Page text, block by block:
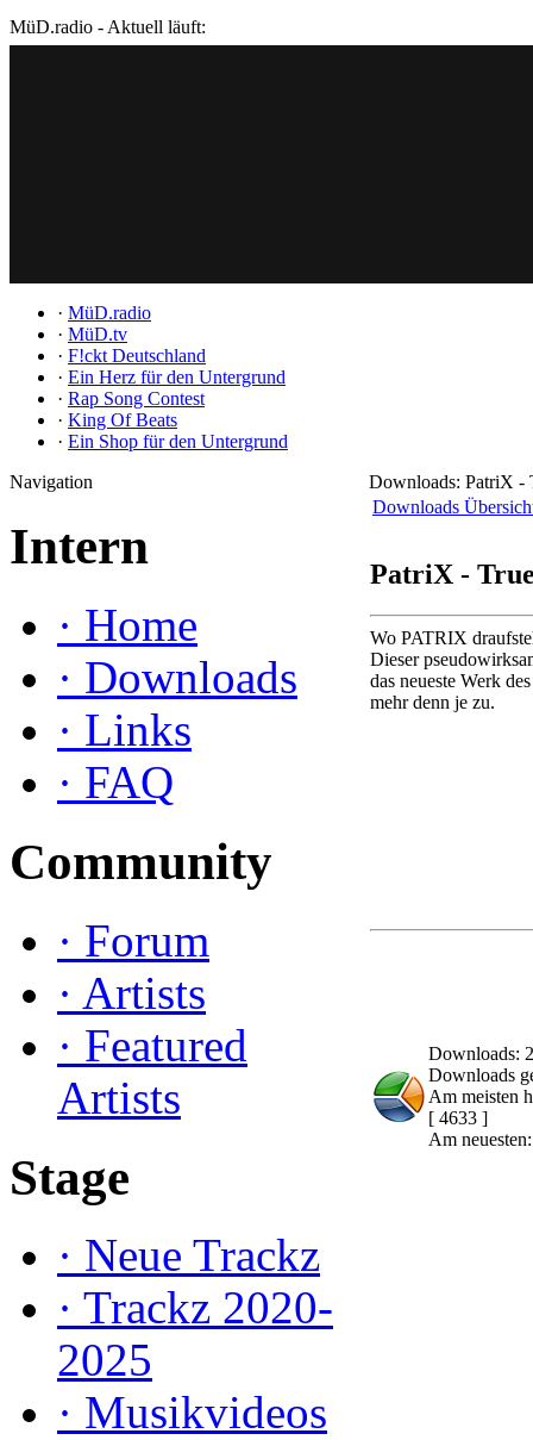
MüD.radio - Aktuell läuft:
· MüD.radio
· MüD.tv
· F!ckt Deutschland
· Ein Herz für den Untergrund
· Rap Song Contest
· King Of Beats
· Ein Shop für den Untergrund
Navigation
Intern
· Home
· Downloads
· Links
· FAQ
Community
· Forum
· Artists
· Featured
Artists
Stage
· Neue Trackz
· Trackz 2020-
2025
· Musikvideos
Downloads: PatriX -
Downloads
PatriX -
Wo PATRIX
Dieser
das neueste Werk
mehr denn je zu.
Downloads:
Downloads
Am meisten
[ 4633 ]
Am